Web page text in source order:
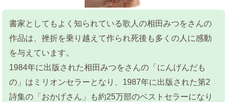
書家としてもよく知られている歌人の相田みつをさんの
作品は、挫折を乗り越えて作られ死後も多くの人に感動
を与えています。
1984年に出版された相田みつをさんの「にんげんだも
の」はミリオンセラーとなり、1987年に出版された第2
詩集の「おかげさん」も約25万部のベストセラーになり